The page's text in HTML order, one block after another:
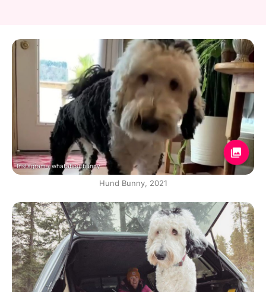
Instagram / whataboutbunny
Hund Bunny, 2021